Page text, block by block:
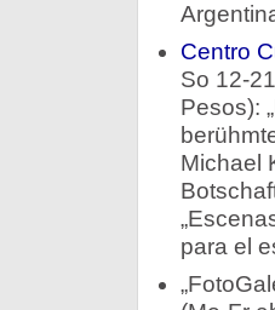
Centro
So 12-
Pesos):
Michael
para el